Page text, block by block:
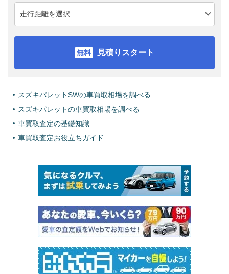
見積りスタート
スズキパレットSWの車買取相場を調べる
スズキパレットの車買取相場を調べる
車買取査定の基礎知識
車買取査定お役立ちガイド